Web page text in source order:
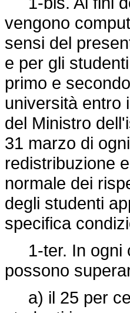
vengono
sensi del
e per gli
primo e
università entro
del Ministro
31 marzo di
redistribuzione
normale dei
degli studenti
specifica
1-ter. In ogni
possono
a) il 25 per